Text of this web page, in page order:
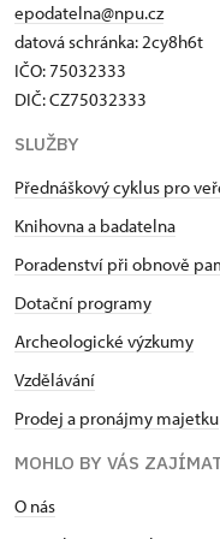
epodatelna@npu.cz
datová schránka: 2cy8h6t​
IČO: 75032333
DIČ: CZ75032333
SLUŽBY
Přednáškový cyklus pro
Knihovna a badatelna
Poradenství při obnově
Dotační programy
Archeologické výzkumy
Vzdělávání
Prodej a pronájmy majetku
MOHLO BY VÁS
O nás